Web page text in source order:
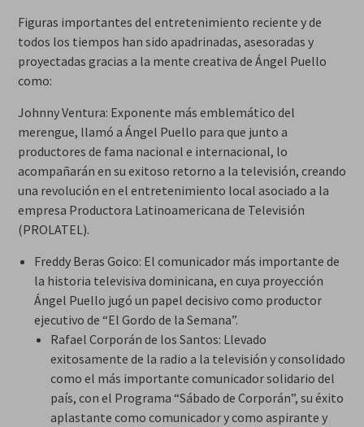
Figuras importantes del entretenimiento reciente y de
todos los tiempos han sido apadrinadas, asesoradas y
proyectadas gracias a la mente creativa de Ángel Puello
como:
Johnny Ventura: Exponente más emblemático del
merengue, llamó a Ángel Puello para que junto a
productores de fama nacional e internacional, lo
acompañarán en su exitoso retorno a la televisión, creando
una revolución en el entretenimiento local asociado a la
empresa Productora Latinoamericana de Televisión
(PROLATEL).
Freddy Beras Goico: El comunicador más importante de
la historia televisiva dominicana, en cuya proyección
Ángel Puello jugó un papel decisivo como productor
ejecutivo de “El Gordo de la Semana”.
Rafael Corporán de los Santos: Llevado
exitosamente de la radio a la televisión y consolidado
como el más importante comunicador solidario del
país, con el Programa “Sábado de Corporán”, su éxito
aplastante como comunicador y como aspirante y